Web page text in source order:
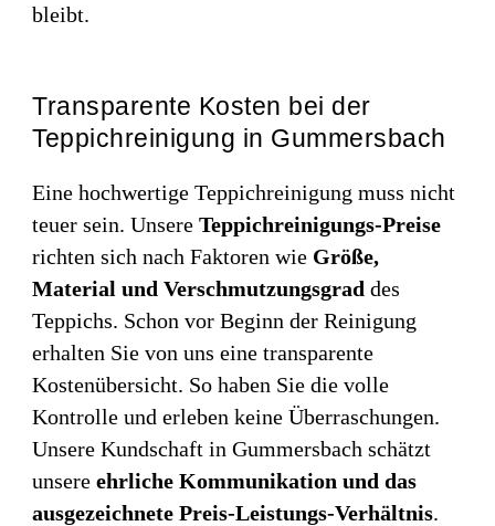
bleibt.
Transparente Kosten bei der
Teppichreinigung in Gummersbach
Eine hochwertige Teppichreinigung muss nicht
teuer sein. Unsere Teppichreinigungs-Preise
richten sich nach Faktoren wie Größe,
Material und Verschmutzungsgrad des
Teppichs. Schon vor Beginn der Reinigung
erhalten Sie von uns eine transparente
Kostenübersicht. So haben Sie die volle
Kontrolle und erleben keine Überraschungen.
Unsere Kundschaft in Gummersbach schätzt
unsere ehrliche Kommunikation und das
ausgezeichnete Preis-Leistungs-Verhältnis.